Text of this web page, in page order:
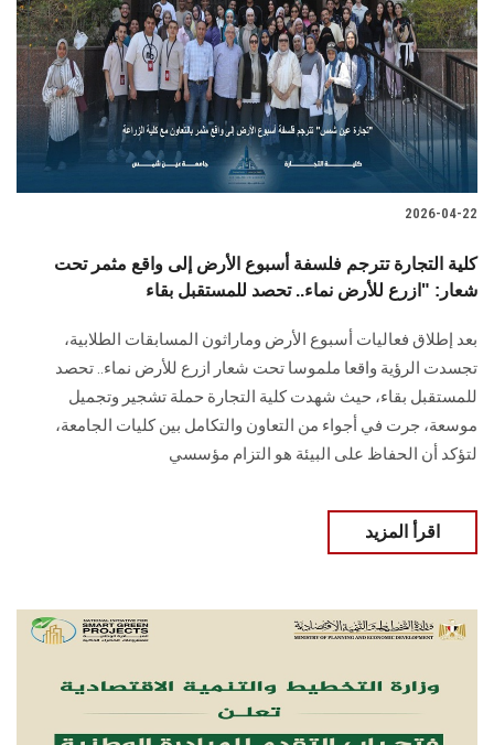
2026-04-22
كلية التجارة تترجم فلسفة أسبوع الأرض إلى واقع مثمر تحت
شعار: "ازرع للأرض نماء.. تحصد للمستقبل بقاء
بعد إطلاق فعاليات أسبوع الأرض وماراثون المسابقات الطلابية،
تجسدت الرؤية واقعا ملموسا تحت شعار ازرع للأرض نماء.. تحصد
للمستقبل بقاء، حيث شهدت كلية التجارة حملة تشجير وتجميل
موسعة، جرت في أجواء من التعاون والتكامل بين كليات الجامعة،
لتؤكد أن الحفاظ على البيئة هو التزام مؤسسي
اقرأ المزيد